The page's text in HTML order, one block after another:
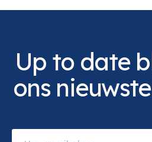
Up to date
ons